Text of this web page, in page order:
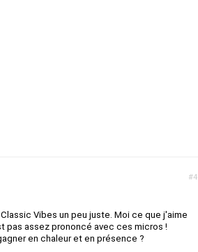
#4
Vibes un peu juste. Moi ce que j'aime
pas assez prononcé avec ces micros !
en chaleur et en présence ?